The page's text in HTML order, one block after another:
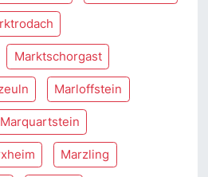
Marktschorgast
Marloffstein
Marquartstein
Marzling